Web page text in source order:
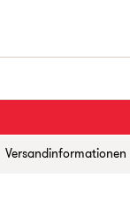
Versandinformationen